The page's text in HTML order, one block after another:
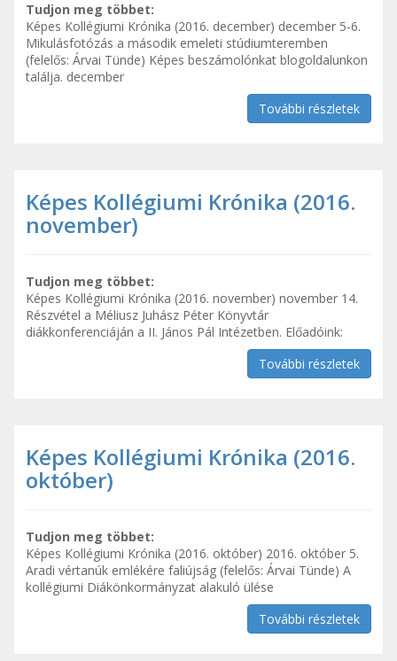
Tudjon meg többet:
Képes Kollégiumi Krónika (2016. december) december 5-6.
Mikulásfotózás a második emeleti stúdiumteremben
(felelős: Árvai Tünde) Képes beszámolónkat blogoldalunkon
találja. december
További részletek
Képes Kollégiumi Krónika (2016.
november)
Tudjon meg többet:
Képes Kollégiumi Krónika (2016. november) november 14.
Részvétel a Méliusz Juhász Péter Könyvtár
diákkonferenciáján a II. János Pál Intézetben. Előadóink:
További részletek
Képes Kollégiumi Krónika (2016.
október)
Tudjon meg többet:
Képes Kollégiumi Krónika (2016. október) 2016. október 5.
Aradi vértanúk emlékére faliújság (felelős: Árvai Tünde) A
kollégiumi Diákönkormányzat alakuló ülése
További részletek